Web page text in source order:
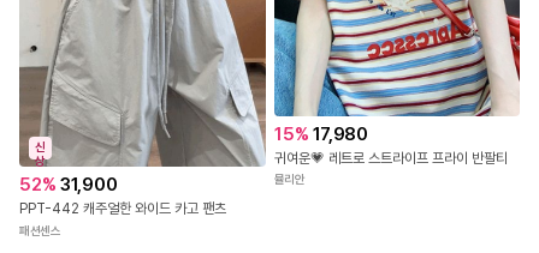
신
상
52% 31,900
PPT-442 캐주얼한 와이드 카고 팬츠
패션센스
15% 17,980
귀여운💗 레트로 스트라이프 프라이 반팔티
뮬리안